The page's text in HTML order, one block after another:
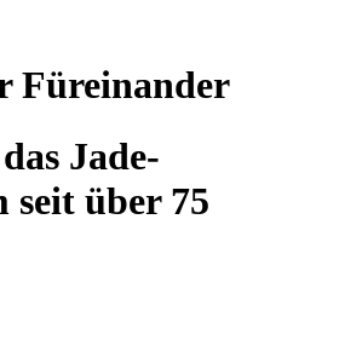
Füreinander
Jade-
seit über 75